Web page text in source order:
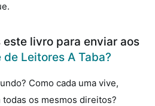
este livro para enviar aos
de Leitores A Taba?
Como cada uma vive,
os mesmos direitos?